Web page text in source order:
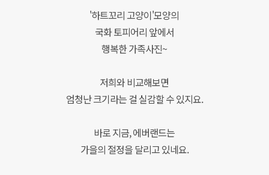
'하트꼬리 고양이'모양의
국화 토피어리 앞에서
행복한 가족사진~
저희와 비교해보면
엄청난 크기라는 걸실감할 수 있지요.
바로 지금, 에버랜드는
가을의 절정을 달리고 있네요.